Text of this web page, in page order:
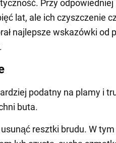
Przy
lat, ale ich czyszczenie
najlepsze wskazówki od
podatny na plamy i
buta.
resztki brudu. W